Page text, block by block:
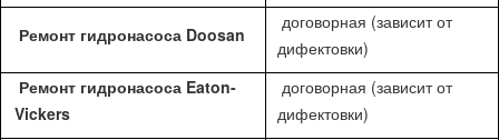
Ремонт гидронасоса Doosan
договорная (зависит от
дифектовки)
Ремонт гидронасоса Eaton-
Vickers
договорная (зависит от
дифектовки)